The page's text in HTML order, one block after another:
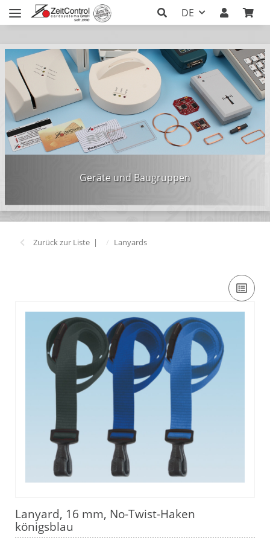
DE
Geräte und Baugruppen
Zurück zur Liste Lanyards
Lanyard, 16 mm, No-Twist-Haken
königsblau